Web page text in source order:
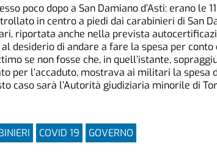
poco dopo a San Damiano d’Asti: erano le
in centro a piedi dai carabinieri di San
riportata anche nella prevista
desiderio di andare a fare la spesa per
se non fosse che, in quell’istante,
per l’accaduto, mostrava ai militari la spesa
caso sarà l’Autorità giudiziaria minorile di
COVID 19 GOVERNO